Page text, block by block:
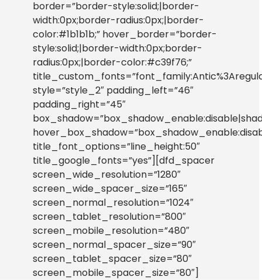
border=”border-style:solid;|border-
width:0px;border-radius:0px;|border-
color:#1b1b1b;” hover_border=”border-
style:solid;|border-width:0px;border-
radius:0px;|border-color:#c39f76;”
style=”style_2″ padding_left=”46″
padding_right=”45″
title_font_options=”line_height:50″
title_google_fonts=”yes”][dfd_spacer
screen_wide_resolution=”1280″
screen_wide_spacer_size=”165″
screen_normal_resolution=”1024″
screen_tablet_resolution=”800″
screen_mobile_resolution=”480″
screen_normal_spacer_size=”90″
screen_tablet_spacer_size=”80″
screen_mobile_spacer_size=”80″]